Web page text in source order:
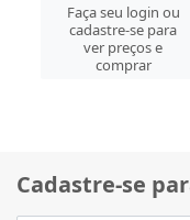
Faça seu login ou
cadastre-se para
ver preços e
comprar
Cadastre-se